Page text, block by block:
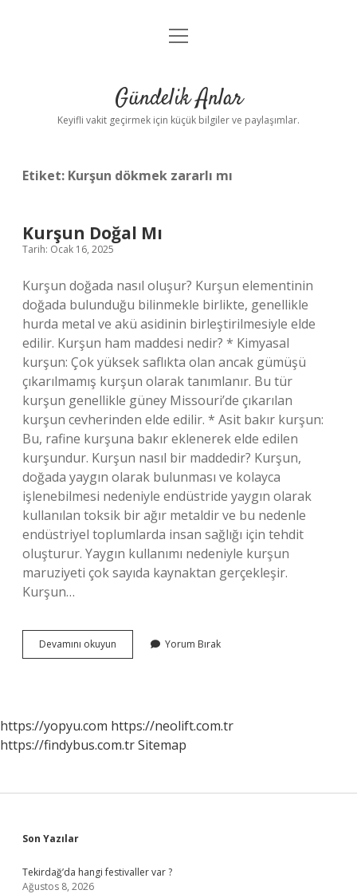
Anasayfa
Yasal Uyarı
menüyü
Gündelik Anlar
Keyifli vakit geçirmek için küçük bilgiler ve paylaşımlar.
Etiket: Kurşun dökmek zararlı mı
Kurşun Doğal Mı
Tarih: Ocak 16, 2025
Kurşun doğada nasıl oluşur? Kurşun elementinin
doğada bulunduğu bilinmekle birlikte, genellikle
hurda metal ve akü asidinin birleştirilmesiyle elde
edilir. Kurşun ham maddesi nedir? * Kimyasal
kurşun: Çok yüksek saflıkta olan ancak gümüşü
çıkarılmamış kurşun olarak tanımlanır. Bu tür
kurşun genellikle güney Missouri’de çıkarılan
kurşun cevherinden elde edilir. * Asit bakır kurşun:
Bu, rafine kurşuna bakır eklenerek elde edilen
kurşundur. Kurşun nasıl bir maddedir? Kurşun,
doğada yaygın olarak bulunması ve kolayca
işlenebilmesi nedeniyle endüstride yaygın olarak
kullanılan toksik bir ağır metaldir ve bu nedenle
endüstriyel toplumlarda insan sağlığı için tehdit
oluşturur. Yaygın kullanımı nedeniyle kurşun
maruziyeti çok sayıda kaynaktan gerçekleşir.
Kurşun…
Devamını okuyun
Doğal
Yorum Bırak
https://yopyu.com https://neolift.com.tr
https://findybus.com.trSitemap
Sidebar
Son Yazılar
Tekirdağ’da hangi festivaller var ?
Ağustos 8, 2026